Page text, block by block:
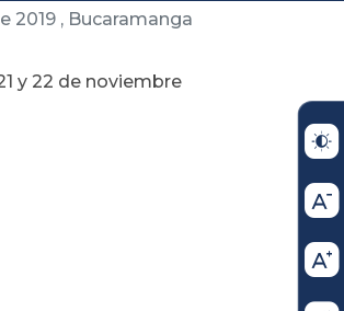
2019 , Bucaramanga
y 22 de noviembre